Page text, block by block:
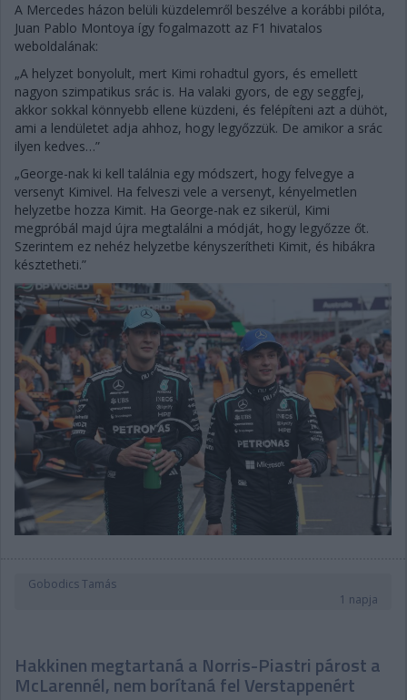
A Mercedes házon belüli küzdelemről beszélve a korábbi pilóta,
Juan Pablo Montoya így fogalmazott az F1 hivatalos
weboldalának:
„A helyzet bonyolult, mert Kimi rohadtul gyors, és emellett
nagyon szimpatikus srác is. Ha valaki gyors, de egy seggfej,
akkor sokkal könnyebb ellene küzdeni, és felépíteni azt a dühöt,
ami a lendületet adja ahhoz, hogy legyőzzük. De amikor a srác
ilyen kedves…”
„George-nak ki kell találnia egy módszert, hogy felvegye a
versenyt Kimivel. Ha felveszi vele a versenyt, kényelmetlen
helyzetbe hozza Kimit. Ha George-nak ez sikerül, Kimi
megpróbál majd újra megtalálni a módját, hogy legyőzze őt.
Szerintem ez nehéz helyzetbe kényszerítheti Kimit, és hibákra
késztetheti.”
Gobodics Tamás
1 napja
Hakkinen megtartaná a Norris-Piastri párost a
McLarennél, nem borítaná fel Verstappenért